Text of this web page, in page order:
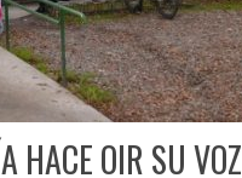
HACE OIR SU VOZ